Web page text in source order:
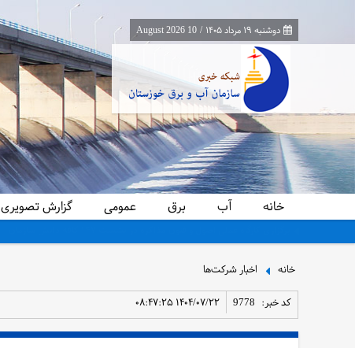
دوشنبه ۱۹ مرداد ۱۴۰۵ /
10 August 2026
خانه آب برق عمومی گزارش تصویری
خانه اخبار شرکت‌ها
کد خبر: 9778 ۱۴۰۴/۰۷/۲۲ ۰۸:۴۷:۲۵